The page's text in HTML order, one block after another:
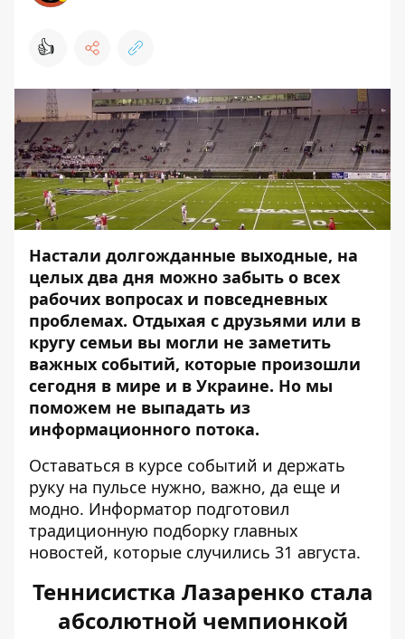
👍
Настали долгожданные выходные, на
целых два дня можно забыть о всех
рабочих вопросах и повседневных
проблемах. Отдыхая с друзьями или в
кругу семьи вы могли не заметить
важных событий, которые произошли
сегодня в мире и в Украине. Но мы
поможем не выпадать из
информационного потока.
Оставаться в курсе событий и держать
руку на пульсе нужно, важно, да еще и
модно. Информатор подготовил
традиционную подборку главных
новостей, которые случились 31 августа.
Теннисистка Лазаренко стала
абсолютной чемпионкой